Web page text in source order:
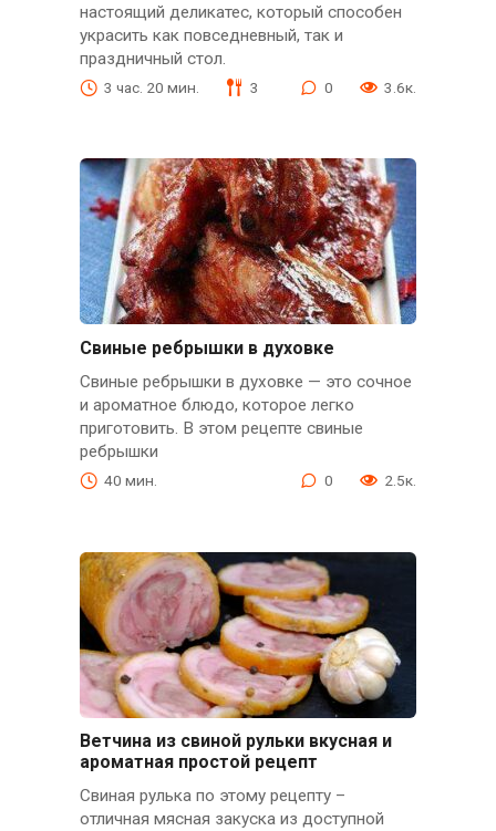
настоящий деликатес, который способен
украсить как повседневный, так и
праздничный стол.
3 час. 20 мин. 3 0 3.6к.
Свиные ребрышки в духовке
Свиные ребрышки в духовке — это сочное
и ароматное блюдо, которое легко
приготовить. В этом рецепте свиные
ребрышки
40 мин. 0 2.5к.
Ветчина из свиной рульки вкусная и
ароматная простой рецепт
Свиная рулька по этому рецепту –
отличная мясная закуска из доступной